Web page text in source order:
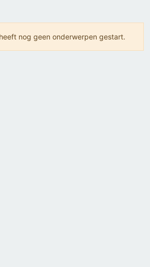
nog geen onderwerpen gestart.